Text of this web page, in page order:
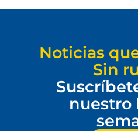
Noticias
Sin
nuestro